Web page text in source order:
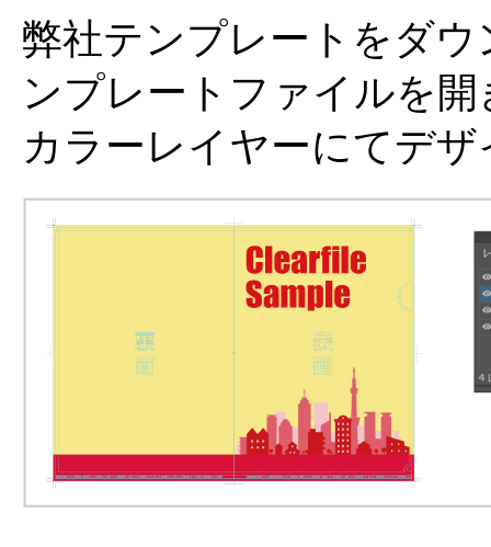
弊社テンプレートをダウ
ンプレートファイルを開
カラーレイヤーにてデ